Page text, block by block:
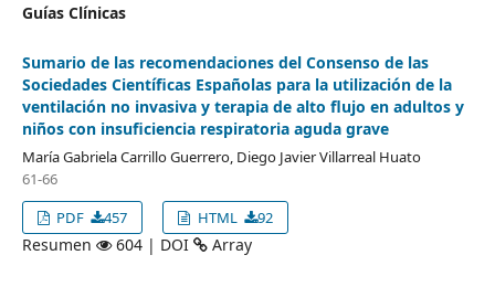
Guías Clínicas
Sumario de las recomendaciones del Consenso de las
Sociedades Científicas Españolas para la utilización de la
ventilación no invasiva y terapia de alto flujo en adultos y
niños con insuficiencia respiratoria aguda grave
María Gabriela Carrillo Guerrero, Diego Javier Villarreal Huato
61-66
PDF
457 HTML 92
Resumen 604 | DOI Array